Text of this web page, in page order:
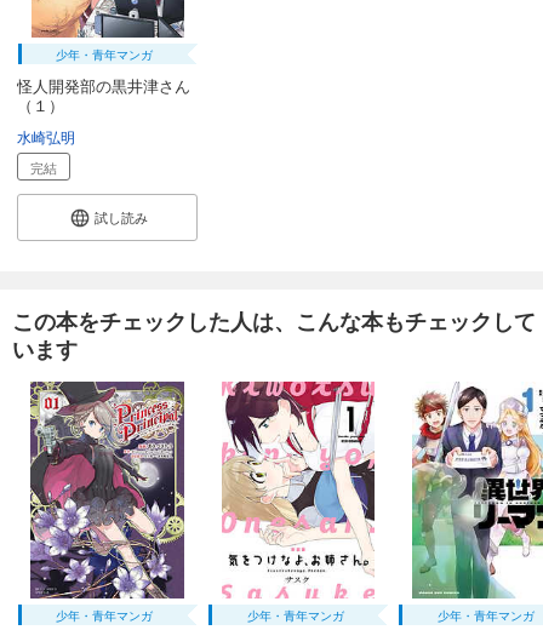
怪人開発部の黒井津さん（単話版）第51話
165 円 (税込)
完結
怪人開発部の黒井津さん（単話版）第52話
165
あらすじを表示する
165円 (税込)
完結
カート
試し読み
あらすじを表示する
怪人開発部の黒井津さん（単話版）第54話
165円 (税込)
完結
カート
少年・青年マンガ
怪人開発部の黒井津さん
（１）
水崎弘明
完結
試し読み
この本をチェックした人は、こんな本もチェックして
います
少年・青年マンガ 少年・青年マンガ 少年・青年マンガ